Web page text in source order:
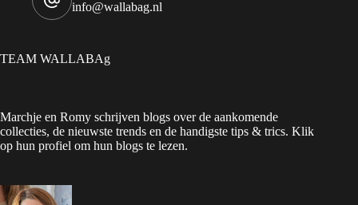
info@wallabag.nl
TEAM WALLABAg
Marchje en Romy schrijven blogs over de aankomende
collecties, de nieuwste trends en de handigste tips & trics. Klik
op hun profiel om hun blogs te lezen.